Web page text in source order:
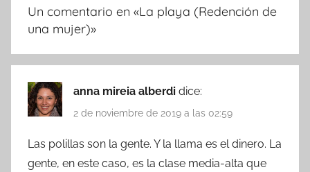
Un comentario en «La playa (Redención de
una mujer)»
anna mireia alberdi dice:
2 de noviembre de 2019 a las 02:59
Las polillas son la gente. Y la llama es el dinero. La
gente, en este caso, es la clase media-alta que